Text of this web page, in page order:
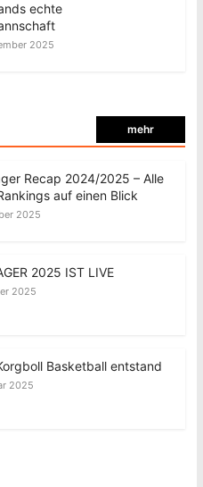
echte
2025
mehr
Recap 2024/2025 – Alle
auf einen Blick
2025
2025 IST LIVE
2025
Basketball entstand
2025